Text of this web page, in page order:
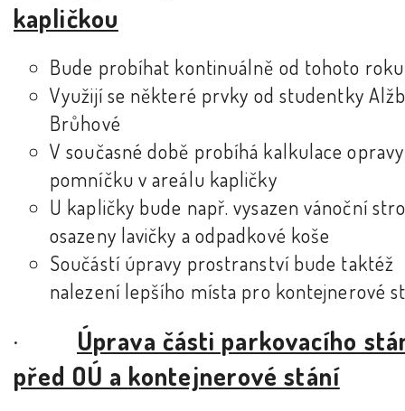
kapličkou
Bude probíhat kontinuálně od tohoto
Využijí se některé prvky od studentky
Brůhové
V současné době probíhá kalkulace opravy
pomníčku v areálu kapličky
U kapličky bude např. vysazen vánoční
osazeny lavičky a odpadkové koše
Součástí úpravy prostranství bude taktéž
nalezení lepšího místa pro kontejnerové
· Úprava části parkovacího
před OÚ a kontejnerové stání